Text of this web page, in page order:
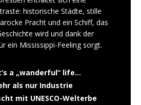
historische Städte, stille
Pracht und ein Schiff, das
wird und dank der
ein Mississippi-Feeling sorgt.
a „wanderful“ life…
als nur Industrie
mit UNESCO-Welterbe